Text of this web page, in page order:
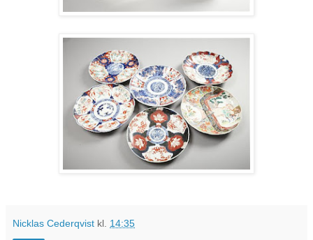
Nicklas Cederqvist kl. 14:35